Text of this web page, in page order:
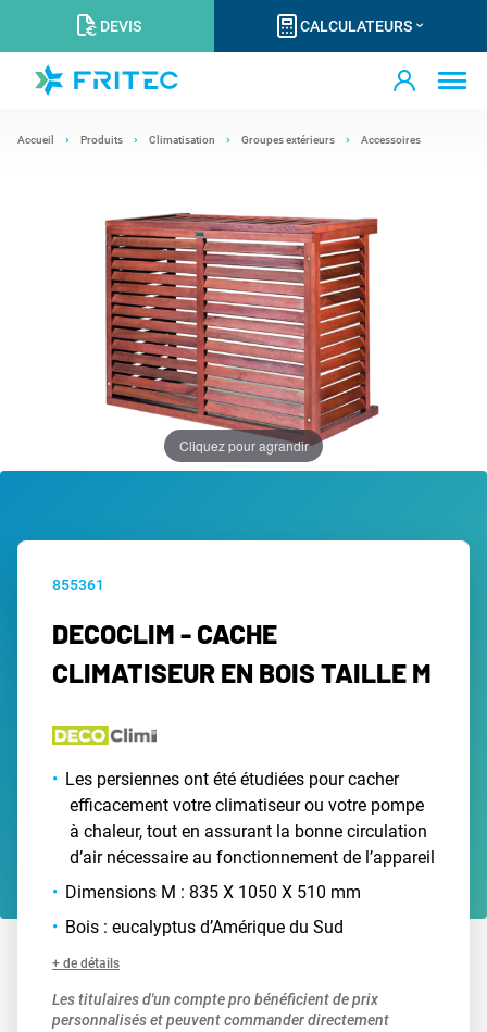
DEVIS CALCULATEURS
Accueil Produits Climatisation Groupes extérieurs Accessoires
Cliquez pour agrandir
855361
DECOCLIM - CACHE
CLIMATISEUR EN BOIS TAILLE M
Les persiennes ont été étudiées pour cacher
efficacement votre climatiseur ou votre pompe
à chaleur, tout en assurant la bonne circulation
d’air nécessaire au fonctionnement de l’appareil
Dimensions M : 835 X 1050 X 510 mm
Bois : eucalyptus d’Amérique du Sud
+ de détails
Les titulaires d'un compte pro bénéficient de prix
personnalisés et peuvent commander directement